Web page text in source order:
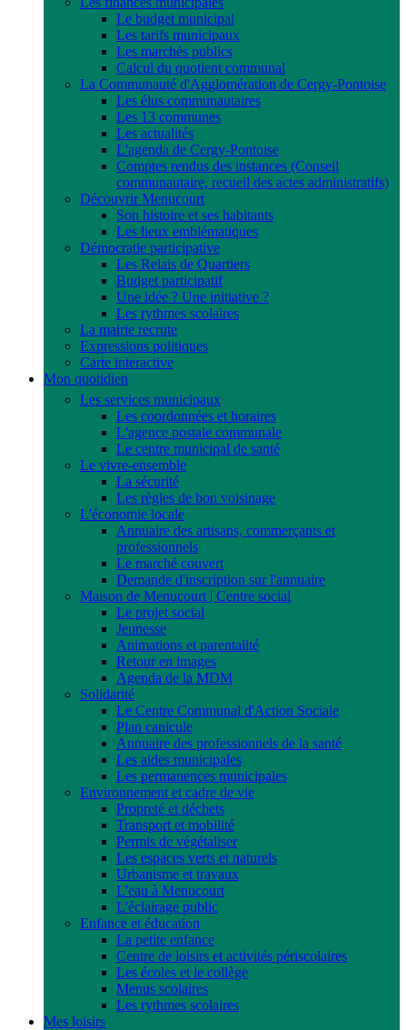
Le budget municipal
Les tarifs municipaux
Les marchés publics
Calcul du quotient communal
La Communauté d'Agglomération de Cergy-Pontoise
Les élus communautaires
Les 13 communes
Les actualités
L'agenda de Cergy-Pontoise
Comptes rendus des instances (Conseil
communautaire, recueil des actes administratifs)
Découvrir Menucourt
Son histoire et ses habitants
Les lieux emblématiques
Démocratie participative
Les Relais de Quartiers
Budget participatif
Une idée ? Une initiative ?
Les rythmes scolaires
La mairie recrute
Expressions politiques
Carte interactive
Mon quotidien
Les services municipaux
Les coordonnées et horaires
L'agence postale communale
Le centre municipal de santé
Le vivre-ensemble
La sécurité
Les règles de bon voisinage
L'économie locale
Annuaire des artisans, commerçants et
professionnels
Le marché couvert
Demande d'inscription sur l'annuaire
Maison de Menucourt | Centre social
Le projet social
Jeunesse
Animations et parentalité
Retour en images
Agenda de la MDM
Solidarité
Le Centre Communal d'Action Sociale
Plan canicule
Annuaire des professionnels de la santé
Les aides municipales
Les permanences municipales
Environnement et cadre de vie
Propreté et déchets
Transport et mobilité
Permis de végétaliser
Les espaces verts et naturels
Urbanisme et travaux
L'eau à Menucourt
L'éclairage public
Enfance et éducation
La petite enfance
Centre de loisirs et activités périscolaires
Les écoles et le collège
Menus scolaires
Les rythmes scolaires
Mes loisirs